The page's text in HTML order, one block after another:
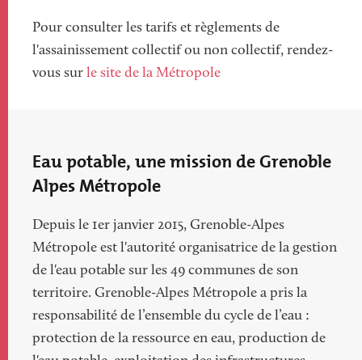
Pour consulter les tarifs et règlements de
l'assainissement collectif ou non collectif, rendez-
vous sur le site de la Métropole
Eau potable, une mission de Grenoble
Alpes Métropole
Depuis le 1er janvier 2015, Grenoble-Alpes
Métropole est l'autorité organisatrice de la gestion
de l'eau potable sur les 49 communes de son
territoire. Grenoble-Alpes Métropole a pris la
responsabilité de l’ensemble du cycle de l’eau :
protection de la ressource en eau, production de